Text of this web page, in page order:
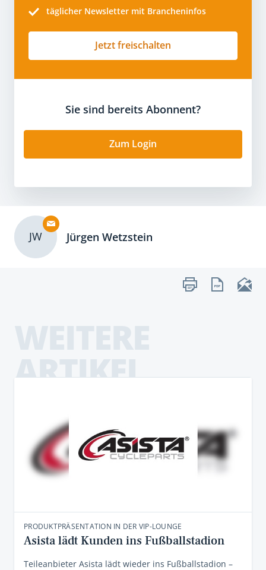
täglicher Newsletter mit Brancheninfos
Jetzt freischalten
Sie sind bereits Abonnent?
Zum Login
JW Jürgen Wetzstein
ARTIKEL
PRODUKTPRÄSENTATION IN DER VIP-LOUNGE
Asista lädt Kunden ins Fußballstadion
Teileanbieter Asista lädt wieder ins Fußballstadion –